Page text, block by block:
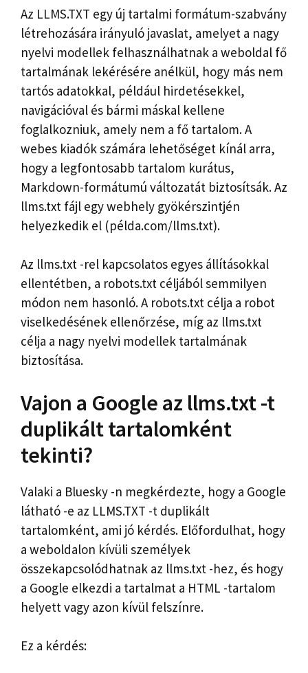
Az LLMS.TXT egy új tartalmi formátum-szabvány
létrehozására irányuló javaslat, amelyet a nagy
nyelvi modellek felhasználhatnak a weboldal fő
tartalmának lekérésére anélkül, hogy más nem
tartós adatokkal, például hirdetésekkel,
navigációval és bármi máskal kellene
foglalkozniuk, amely nem a fő tartalom. A
webes kiadók számára lehetőséget kínál arra,
hogy a legfontosabb tartalom kurátus,
Markdown-formátumú változatát biztosítsák. Az
llms.txt fájl egy webhely gyökérszintjén
helyezkedik el (példa.com/llms.txt).
Az llms.txt -rel kapcsolatos egyes állításokkal
ellentétben, a robots.txt céljából semmilyen
módon nem hasonló. A robots.txt célja a robot
viselkedésének ellenőrzése, míg az llms.txt
célja a nagy nyelvi modellek tartalmának
biztosítása.
Vajon a Google az llms.txt -t
duplikált tartalomként
tekinti?
Valaki a Bluesky -n megkérdezte, hogy a Google
látható -e az LLMS.TXT -t duplikált
tartalomként, ami jó kérdés. Előfordulhat, hogy
a weboldalon kívüli személyek
összekapcsolódhatnak az llms.txt -hez, és hogy
a Google elkezdi a tartalmat a HTML -tartalom
helyett vagy azon kívül felszínre.
Ez a kérdés: